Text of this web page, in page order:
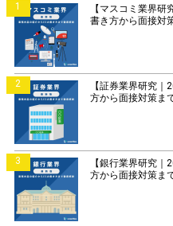
1
【マスコミ業界
書き方から面接対
2
【証券業界研究｜
方から面接対策ま
3
【銀行業界研究｜
方から面接対策ま